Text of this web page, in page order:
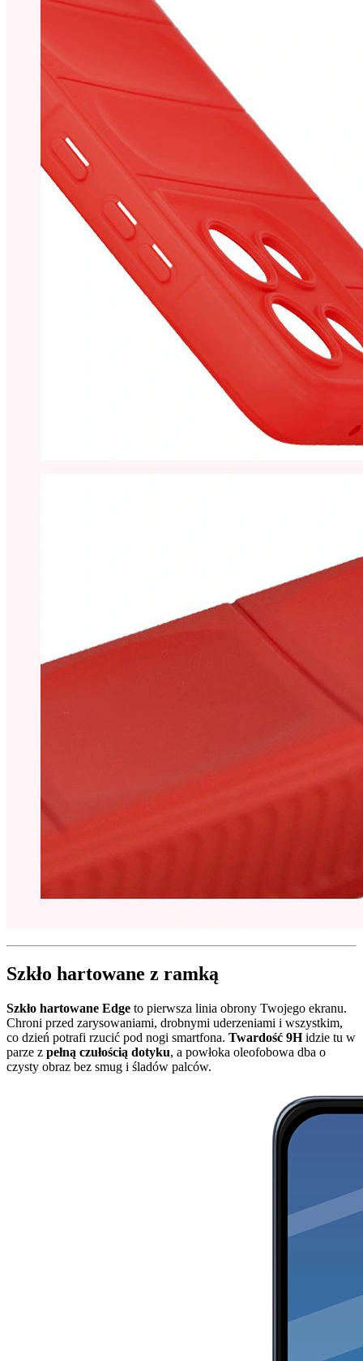
Szkło hartowane z ramką
Szkło hartowane Edge to pierwsza linia obrony Twojego ekranu.
Chroni przed zarysowaniami, drobnymi uderzeniami i wszystkim,
co dzień potrafi rzucić pod nogi smartfona. Twardość 9Hidzie tu w
parze z pełną czułością dotyku, a powłoka oleofobowa dba o
czysty obraz bez smug i śladów palców.